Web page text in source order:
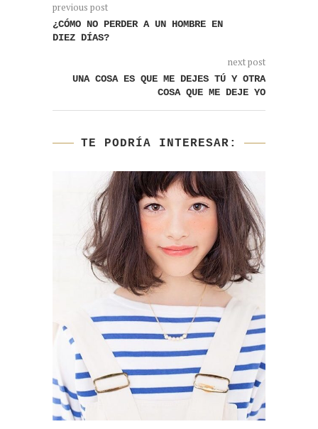
previous post
¿CÓMO NO PERDER A UN HOMBRE EN
DIEZ DÍAS?
next post
UNA COSA ES QUE ME DEJES TÚ Y OTRA
COSA QUE ME DEJE YO
TE PODRÍA INTERESAR: